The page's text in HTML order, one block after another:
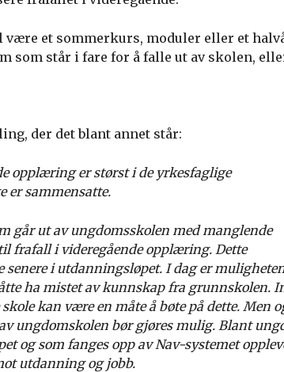
et sommerkurs, moduler eller et
som står i fare for å falle ut av skolen,
der det blant annet står:
opplæring er størst i de yrkesfaglige
er sammensatte.
går ut av ungdomsskolen med manglende
frafall i videregående opplæring. Dette
i utdanningsløpet. I dag er
ha mistet av kunnskap fra grunnskolen.
kan være en måte å bøte på dette. Men
ungdomskolen bør gjøres mulig. Blant
og som fanges opp av Nav-systemet
utdanning og jobb.